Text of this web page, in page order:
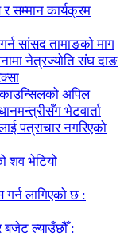
सम्मान कार्यक्रम
सांसद तामाङको माग
नेत्रज्योति संघ दाङ
काउन्सिलको अपिल
भेटवार्ता
पत्राचार नगरिएको
शव भेटियो
गर्न लागिएको छ :
बजेट ल्याउँछौँ :